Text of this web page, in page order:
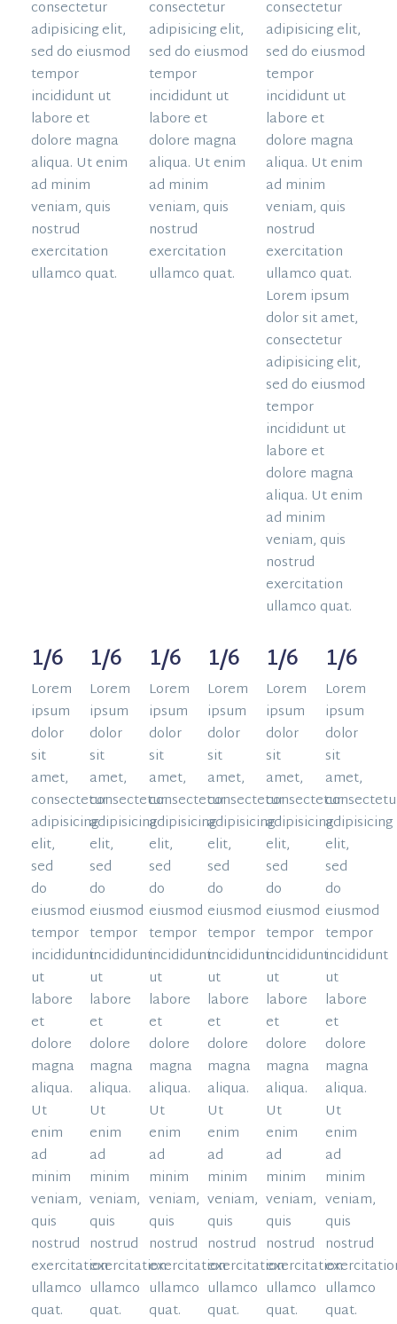
consectetur
adipisicing elit,
sed do eiusmod
tempor
incididunt ut
labore et
dolore magna
aliqua. Ut enim
ad minim
veniam, quis
nostrud
exercitation
ullamco quat.
consectetur
adipisicing elit,
sed do eiusmod
tempor
incididunt ut
labore et
dolore magna
aliqua. Ut enim
ad minim
veniam, quis
nostrud
exercitation
ullamco quat.
consectetur
adipisicing elit,
sed do eiusmod
tempor
incididunt ut
labore et
dolore magna
aliqua. Ut enim
ad minim
veniam, quis
nostrud
exercitation
ullamco quat.
Lorem ipsum
dolor sit amet,
consectetur
adipisicing elit,
sed do eiusmod
tempor
incididunt ut
labore et
dolore magna
aliqua. Ut enim
ad minim
veniam, quis
nostrud
exercitation
ullamco quat.
1/6
Lorem
ipsum
dolor
sit
amet,
consectetur
adipisicing
elit,
sed
do
eiusmod
tempor
incididunt
ut
labore
et
dolore
magna
aliqua.
Ut
enim
ad
minim
veniam,
quis
nostrud
exercitation
ullamco
quat.
1/6
Lorem
ipsum
dolor
sit
amet,
consectetur
adipisicing
elit,
sed
do
eiusmod
tempor
incididunt
ut
labore
et
dolore
magna
aliqua.
Ut
enim
ad
minim
veniam,
quis
nostrud
exercitation
ullamco
quat.
1/6
Lorem
ipsum
dolor
sit
amet,
consectetur
adipisicing
elit,
sed
do
eiusmod
tempor
incididunt
ut
labore
et
dolore
magna
aliqua.
Ut
enim
ad
minim
veniam,
quis
nostrud
exercitation
ullamco
quat.
1/6
Lorem
ipsum
dolor
sit
amet,
consectetur
adipisicing
elit,
sed
do
eiusmod
tempor
incididunt
ut
labore
et
dolore
magna
aliqua.
Ut
enim
ad
minim
veniam,
quis
nostrud
exercitation
ullamco
quat.
1/6
Lorem
ipsum
dolor
sit
amet,
consectetur
adipisicing
elit,
sed
do
eiusmod
tempor
incididunt
ut
labore
et
dolore
magna
aliqua.
Ut
enim
ad
minim
veniam,
quis
nostrud
exercitation
ullamco
quat.
1/6
Lorem
ipsum
dolor
sit
amet,
adipisicing
elit,
sed
do
eiusmod
tempor
incididunt
ut
labore
et
dolore
magna
aliqua.
Ut
enim
ad
minim
veniam,
quis
nostrud
ullamco
quat.